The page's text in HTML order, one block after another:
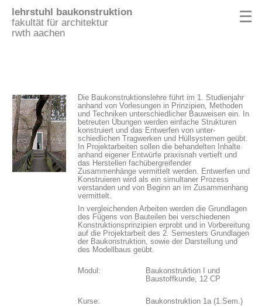
lehrstuhl baukonstruktion
fakultät für architektur
rwth aachen
Die Baukonstruktionslehre führt im 1. Studienjahr
anhand von Vorlesungen in Prinzipien, Methoden
und Techniken unterschiedlicher Bauweisen ein. In
betreuten Übungen werden einfache Strukturen
konstruiert und das Entwerfen von unter-
schiedlichen Tragwerken und Hüllsystemen geübt.
In Projektarbeiten sollen die behandelten Inhalte
anhand eigener Entwürfe praxisnah vertieft und
das Herstellen fachübergreifender
Zusammenhänge vermittelt werden. Entwerfen und
Konstruieren wird als ein simultaner Prozess
verstanden und von Beginn an im Zusammenhang
vermittelt.
In vergleichenden Arbeiten werden die Grundlagen
des Fügens von Bauteilen bei verschiedenen
Konstruktionsprinzipien erprobt und in Vorbereitung
auf die Projektarbeit des 2. Semesters Grundlagen
der Baukonstruktion, sowie der Darstellung und
des Modellbaus geübt.
Modul:
Baukonstruktion I und
Baustoffkunde, 12 CP
Kurse:
Baukonstruktion 1a (1.Sem.)
☰